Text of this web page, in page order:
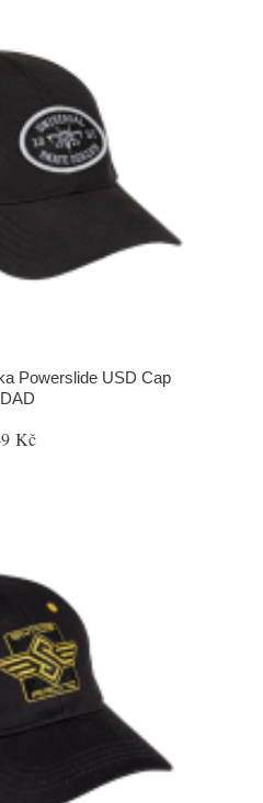
Powerslide USD Cap
DAD
Kč